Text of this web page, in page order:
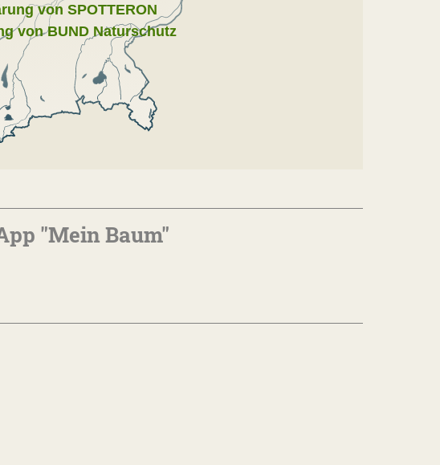
von SPOTTERON
von BUND Naturschutz
"Mein Baum"